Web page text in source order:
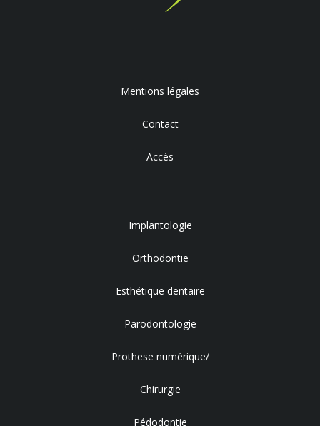
Mentions légales
Contact
Accès
Implantologie
Orthodontie
Esthétique dentaire
Parodontologie
Prothese numérique/
Chirurgie
Pédodontie